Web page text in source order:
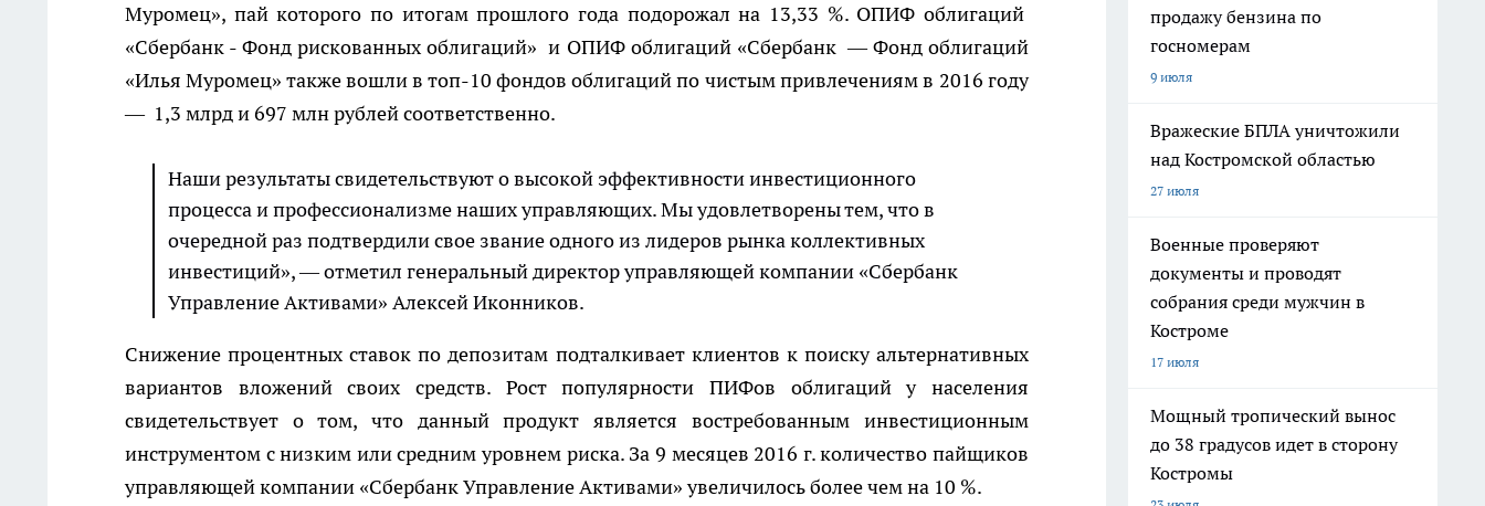
Муромец», пай которого по итогам прошлого года подорожал на 13,33 %. ОПИФ облигаций
«Сбербанк - Фонд рискованных облигаций» и ОПИФ облигаций «Сбербанк — Фонд облигаций
«Илья Муромец» также вошли в топ-10 фондов облигаций по чистым привлечениям в 2016 году
— 1,3 млрд и 697 млн рублей соответственно.
Наши результаты свидетельствуют о высокой эффективности инвестиционного
процесса и профессионализме наших управляющих. Мы удовлетворены тем, что в
очередной раз подтвердили свое звание одного из лидеров рынка коллективных
инвестиций», — отметил генеральный директор управляющей компании «Сбербанк
Управление Активами» Алексей Иконников.
Снижение процентных ставок по депозитам подталкивает клиентов к поиску альтернативных
вариантов вложений своих средств. Рост популярности ПИФов облигаций у населения
свидетельствует о том, что данный продукт является востребованным инвестиционным
инструментом с низким или средним уровнем риска. За 9 месяцев 2016 г. количество пайщиков
управляющей компании «Сбербанк Управление Активами» увеличилось более чем на 10 %.
продажу бензина по
госномерам
9 июля
Вражеские БПЛА уничтожили
над Костромской областью
27 июля
Военные проверяют
документы и проводят
собрания среди мужчин в
Костроме
17 июля
Мощный тропический вынос
до 38 градусов идет в сторону
Костромы